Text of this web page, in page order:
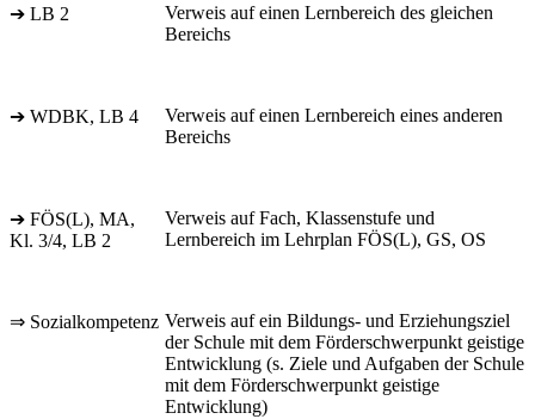
➔ LB 2
Verweis auf einen Lernbereich des gleichen
Bereichs
➔ WDBK, LB 4
Verweis auf einen Lernbereich eines anderen
Bereichs
➔ FÖS(L), MA,
Kl. 3/4, LB 2
Verweis auf Fach, Klassenstufe und
Lernbereich im Lehrplan FÖS(L), GS, OS
⇒ Sozialkompetenz Verweis auf ein Bildungs- und Erziehungsziel
der Schule mit dem Förderschwerpunkt geistige
Entwicklung (s. Ziele und Aufgaben der Schule
mit dem Förderschwerpunkt geistige
Entwicklung)